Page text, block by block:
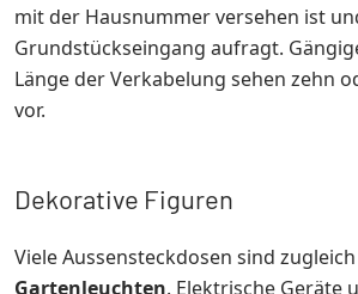
mit der Hausnummer versehen ist
Grundstückseingang aufragt.
Länge der Verkabelung sehen zehn
vor.
Dekorative Figuren
Viele Aussensteckdosen sind
Gartenleuchten. Elektrische Geräte